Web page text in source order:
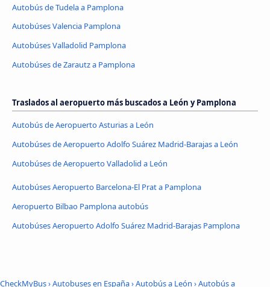
Autobús de Tudela a Pamplona
Autobúses Valencia Pamplona
Autobúses Valladolid Pamplona
Autobúses de Zarautz a Pamplona
Traslados al aeropuerto más buscados a León y Pamplona
Autobús de Aeropuerto Asturias a León
Autobúses de Aeropuerto Adolfo Suárez Madrid-Barajas a León
Autobúses de Aeropuerto Valladolid a León
Autobúses Aeropuerto Barcelona-El Prat a Pamplona
Aeropuerto Bilbao Pamplona autobús
Autobúses Aeropuerto Adolfo Suárez Madrid-Barajas Pamplona
CheckMyBus›Autobuses en España›Autobús a León ›Autobús a